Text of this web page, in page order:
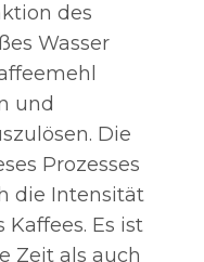
des
Wasser
und
Die
Prozesses
die Intensität
Es ist
Zeit als auch